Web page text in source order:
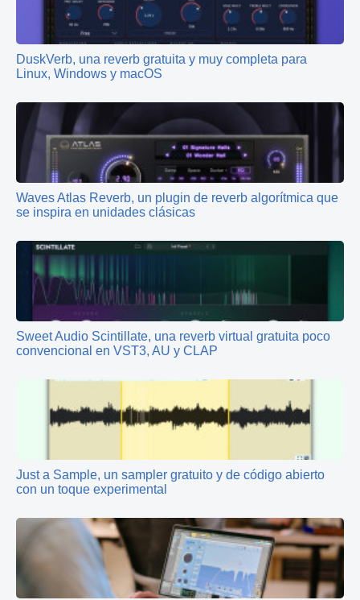
DuskVerb, una reverb gratuita y muy completa para
Linux, Windows y macOS
Waves Atlas Reverb, un plugin de reverb algorítmica que
se inspira en unidades clásicas
Sweet Audio Scintillate, una reverb virtual gratuita poco
convencional en VST3, AU y CLAP
Just a Sample, un sampler gratuito y de código abierto
con un toque experimental